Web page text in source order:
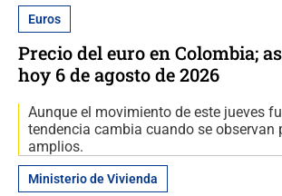
Euros
Precio del euro en Colombia;
hoy 6 de agosto de 2026
Aunque el movimiento de este jueves
tendencia cambia cuando se observan
amplios.
Ministerio de Vivienda